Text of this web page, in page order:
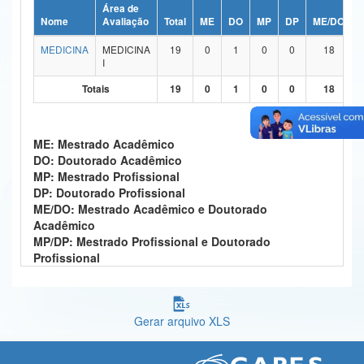
Ministério da Ciência, Tecnologia, Inovações e Comunicações
Ministério do Meio Ambiente
Ministério do Turismo
Controladoria-Geral da União
Ministério da Mulher, da Família e dos Direitos Humanos
Secretaria-Geral
Secretaria de Governo
Banco Central do Brasil
Nome
Área de
Avaliação
Total ME DO MP DP ME/DO
MEDICINA
MEDICINA
I
19 0 1 0 0 18
Totais 19 0 1 0 0 18
ME: Mestrado Acadêmico
DO: Doutorado Acadêmico
MP: Mestrado Profissional
DP: Doutorado Profissional
ME/DO: Mestrado Acadêmico e Doutorado
Acadêmico
MP/DP: Mestrado Profissional e Doutorado
Profissional
Gerar arquivo XLS